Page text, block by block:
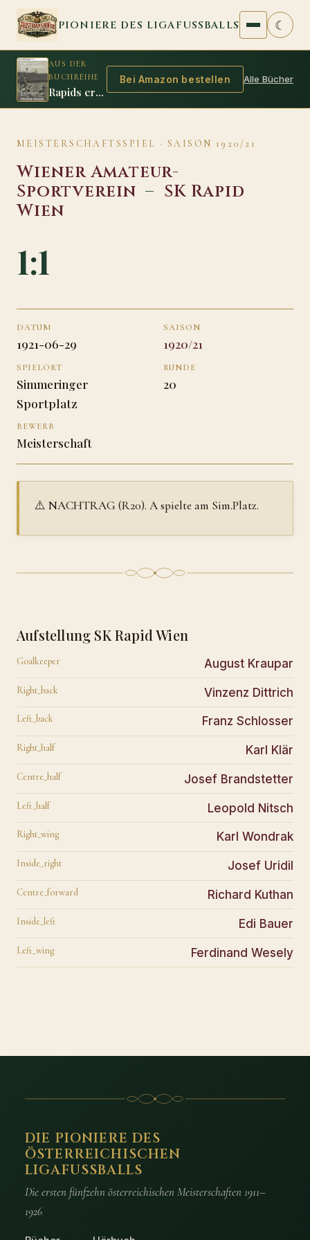
Zum Inhalt springen
PIONIERE DES LIGAFUSSBALLS ☾
AUS DER
BUCHREIHE
Rapids erste Titelverteidigung 1912/13
Bei Amazon bestellen Alle Bücher
MEISTERSCHAFTSSPIEL · SAISON 1920/21
Wiener Amateur-
Sportverein – SK Rapid
Wien
1:1
DATUM
1921-06-29
SAISON
1920/21
SPIELORT
Simmeringer
Sportplatz
RUNDE
20
BEWERB
Meisterschaft
⚠️ NACHTRAG (R20). A spielte am Sim.Platz.
Aufstellung SK Rapid Wien
Goalkeeper August Kraupar
Right_back Vinzenz Dittrich
Left_back Franz Schlosser
Right_half Karl Klär
Centre_half Josef Brandstetter
Left_half Leopold Nitsch
Right_wing Karl Wondrak
Inside_right Josef Uridil
Centre_forward Richard Kuthan
Inside_left Edi Bauer
Left_wing Ferdinand Wesely
DIE PIONIERE DES
ÖSTERREICHISCHEN
LIGAFUSSBALLS
Die ersten fünfzehn österreichischen Meisterschaften 1911–
1926